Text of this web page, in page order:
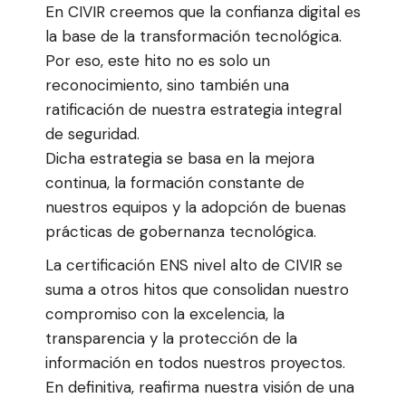
En CIVIR creemos que la confianza digital es
la base de la transformación tecnológica.
Por eso, este hito no es solo un
reconocimiento, sino también una
ratificación de nuestra estrategia integral
de seguridad.
Dicha estrategia se basa en la mejora
continua, la formación constante de
nuestros equipos y la adopción de buenas
prácticas de gobernanza tecnológica.
La certificación ENS nivel alto de CIVIR se
suma a otros hitos que consolidan nuestro
compromiso con la excelencia, la
transparencia y la protección de la
información en todos nuestros proyectos.
En definitiva, reafirma nuestra visión de una